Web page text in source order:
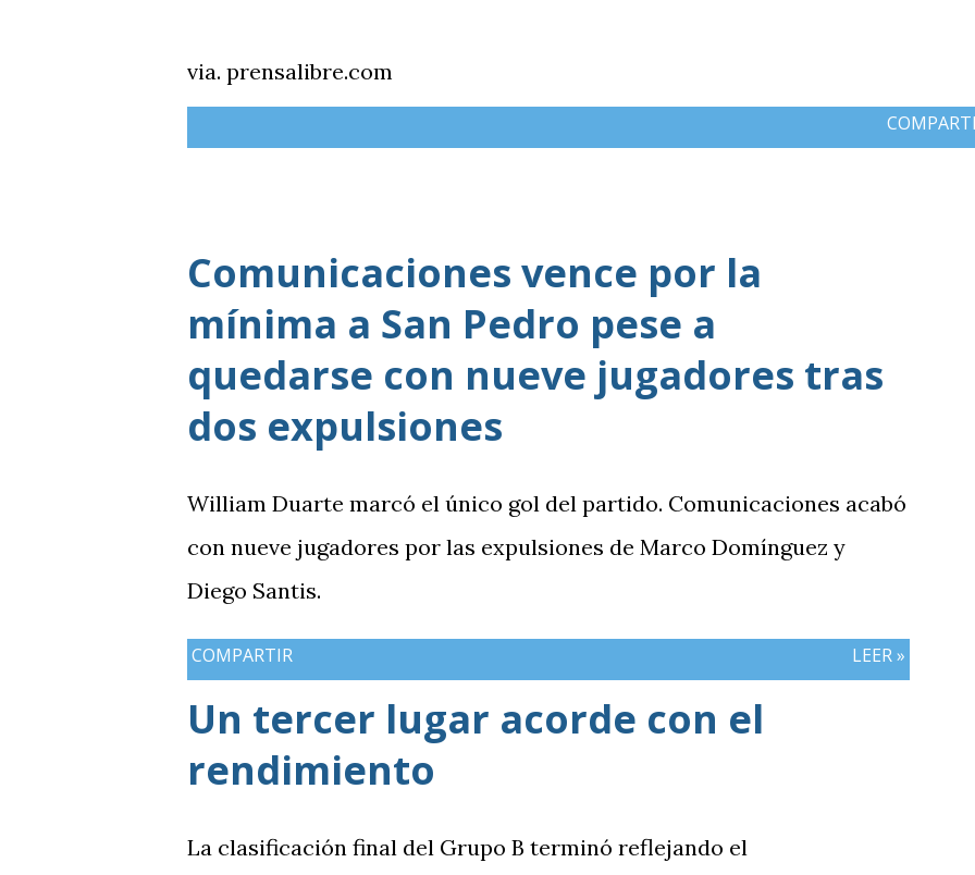
via. prensalibre.com
Comunicaciones vence por la
mínima a San Pedro pese a
quedarse con nueve jugadores tras
dos expulsiones
William Duarte marcó el único gol del partido. Comunicaciones acabó
con nueve jugadores por las expulsiones de Marco Domínguez y
Diego Santis.
COMPARTIR LEER »
Un tercer lugar acorde con el
rendimiento
La clasificación final del Grupo B terminó reflejando el